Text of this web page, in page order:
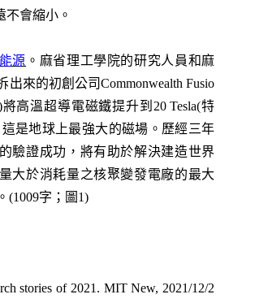
不會縮小。
源 。麻省理工學院的研究人員和麻
出來的初創公司Commonwealth Fusio
將高溫超導電磁鐵提升到20 Tesla(特
是地球上最強大的磁場。歷經三年
驗證成功，將有助於解決建造世界
大於消耗量之核聚變發電廠的最大
(1009字；圖1)
stories of 2021. MIT New, 2021/12/2